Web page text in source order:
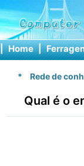
| Home |
* Rede de
Qual é o